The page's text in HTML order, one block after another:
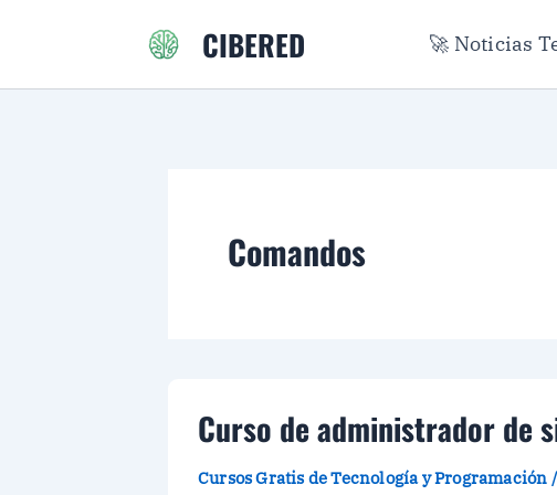
contenido
CIBERED 🚀 Noticias
Comandos
Curso de administrador de
Cursos Gratis de Tecnología y Programación